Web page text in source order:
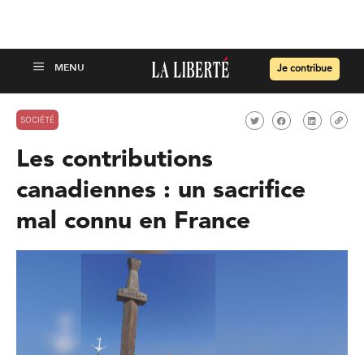
Je contribue
SOCIÉTÉ
Les contributions
canadiennes : un sacrifice
mal connu en France